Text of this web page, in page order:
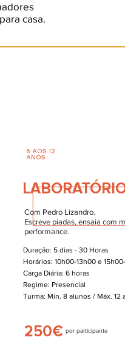
casa.
6 AOS 12
ANOS
Com Pedro Lizandro.
Escreve piadas, ensaia com
performance.
Duração: 5 dias - 30 Horas
Horários: 10h00-13h00 e
Carga Diária: 6 horas
Regime: Presencial
Turma: Min. 8 alunos / Máx. 12
250€ por participante